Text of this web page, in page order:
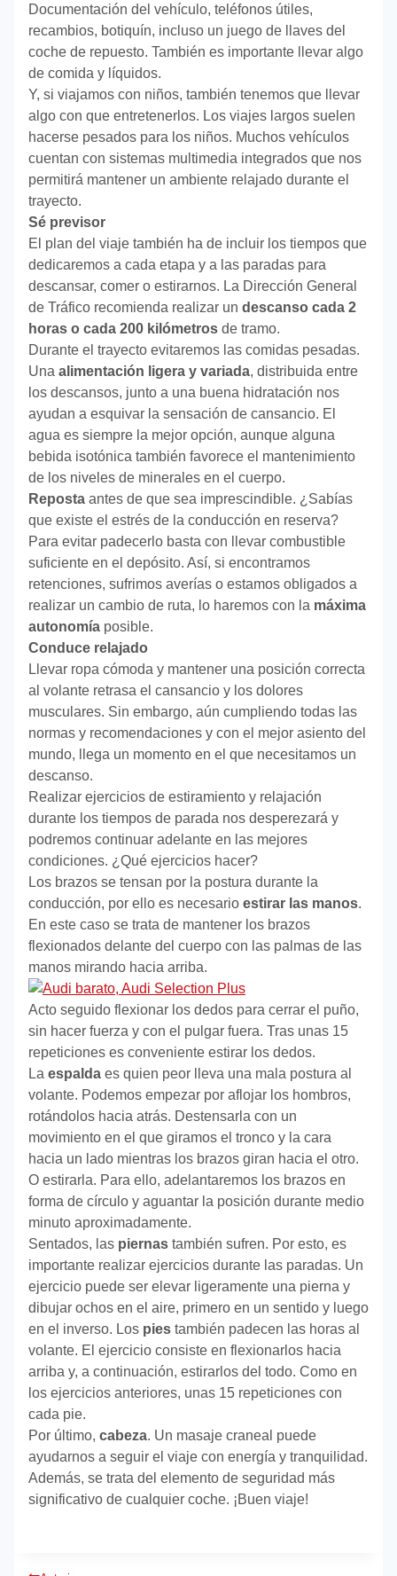
Documentación del vehículo, teléfonos útiles,
recambios, botiquín, incluso un juego de llaves del
coche de repuesto. También es importante llevar algo
de comida y líquidos.
Y, si viajamos con niños, también tenemos que llevar
algo con que entretenerlos. Los viajes largos suelen
hacerse pesados para los niños. Muchos vehículos
cuentan con sistemas multimedia integrados que nos
permitirá mantener un ambiente relajado durante el
trayecto.
Sé previsor
El plan del viaje también ha de incluir los tiempos que
dedicaremos a cada etapa y a las paradas para
descansar, comer o estirarnos. La Dirección General
de Tráfico recomienda realizar un descanso cada 2
horas o cada 200 kilómetros de tramo.
Durante el trayecto evitaremos las comidas pesadas.
Una alimentación ligera y variada, distribuida entre
los descansos, junto a una buena hidratación nos
ayudan a esquivar la sensación de cansancio. El
agua es siempre la mejor opción, aunque alguna
bebida isotónica también favorece el mantenimiento
de los niveles de minerales en el cuerpo.
Reposta antes de que sea imprescindible. ¿Sabías
que existe el estrés de la conducción en reserva?
Para evitar padecerlo basta con llevar combustible
suficiente en el depósito. Así, si encontramos
retenciones, sufrimos averías o estamos obligados a
realizar un cambio de ruta, lo haremos con la máxima
autonomía posible.
Conduce relajado
Llevar ropa cómoda y mantener una posición correcta
al volante retrasa el cansancio y los dolores
musculares. Sin embargo, aún cumpliendo todas las
normas y recomendaciones y con el mejor asiento del
mundo, llega un momento en el que necesitamos un
descanso.
Realizar ejercicios de estiramiento y relajación
durante los tiempos de parada nos desperezará y
podremos continuar adelante en las mejores
condiciones. ¿Qué ejercicios hacer?
Los brazos se tensan por la postura durante la
conducción, por ello es necesario estirar las manos.
En este caso se trata de mantener los brazos
flexionados delante del cuerpo con las palmas de las
manos mirando hacia arriba.
Acto seguido flexionar los dedos para cerrar el puño,
sin hacer fuerza y con el pulgar fuera. Tras unas 15
repeticiones es conveniente estirar los dedos.
La espalda es quien peor lleva una mala postura al
volante. Podemos empezar por aflojar los hombros,
rotándolos hacia atrás. Destensarla con un
movimiento en el que giramos el tronco y la cara
hacia un lado mientras los brazos giran hacia el otro.
O estirarla. Para ello, adelantaremos los brazos en
forma de círculo y aguantar la posición durante medio
minuto aproximadamente.
Sentados, las piernas también sufren. Por esto, es
importante realizar ejercicios durante las paradas. Un
ejercicio puede ser elevar ligeramente una pierna y
dibujar ochos en el aire, primero en un sentido y luego
en el inverso. Los pies también padecen las horas al
volante. El ejercicio consiste en flexionarlos hacia
arriba y, a continuación, estirarlos del todo. Como en
los ejercicios anteriores, unas 15 repeticiones con
cada pie.
Por último, cabeza. Un masaje craneal puede
ayudarnos a seguir el viaje con energía y tranquilidad.
Además, se trata del elemento de seguridad más
significativo de cualquier coche. ¡Buen viaje!